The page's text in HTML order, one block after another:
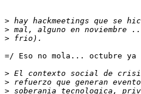
>
>
>
=/ Eso no mola... octubre
>
>
>